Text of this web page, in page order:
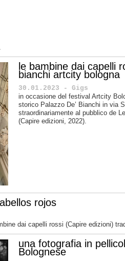
le bambine dai capelli
bianchi artcity bologna
30.01.2023 - Gigs
in occasione del festival Artcity
storico Palazzo De’ Bianchi in via
straordinariamente al pubblico de
(Capire edizioni, 2022).
rojos
dai capelli rossi (Capire edizioni)
una fotografia in
Bolognese